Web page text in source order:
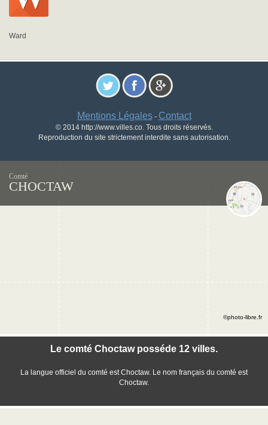
Ward
Mentions Légales- Contact
© 2014 http://www.villes.co. Tous droits réservés.
Reproduction du site strictement interdite sans autorisation.
Comté
CHOCTAW
Le comté Choctaw posséde 12 villes.
La langue officiel du comté est Choctaw. Le nom français du comté est
Choctaw.
©photo-libre.fr